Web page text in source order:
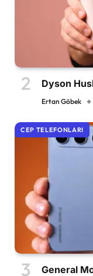
Dyson
Ertan Göbek
CEP TELEFONLARI
General